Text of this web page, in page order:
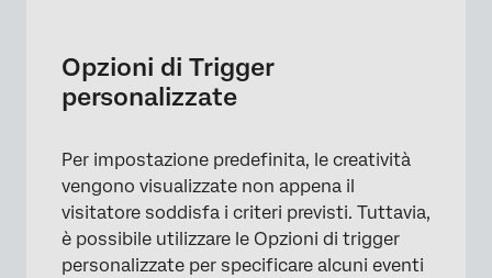
Opzioni di Trigger
personalizzate
Per impostazione predefinita, le creatività
vengono visualizzate non appena il
visitatore soddisfa i criteri previsti. Tuttavia,
è possibile utilizzare le Opzioni di trigger
personalizzate per specificare alcuni eventi